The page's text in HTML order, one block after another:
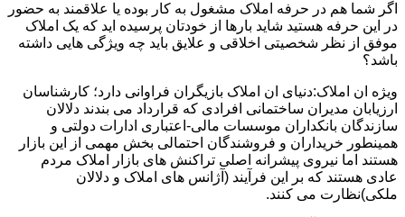
اگر شما هم در حرفه املاک مشغول به کار بوده یا علاقمند به حضور
در این حرفه هستید شاید بارها از خودتان پرسیده اید که یک املاک
موفق از نظر شخصیتی اخلاقی و علایق باید چه ویژگی هایی داشته
باشد؟
ویژه ان املاک:دنیای ان املاک بازیگران فراوانی دارد؛ کارشناسان
ارزیابان مدیران ساختمانی افرادی که قرارداد می بندند دلالان
سازندگان بانکداران موسسات مالی-اعتباری ادارات دولتی و
همینطور خریداران و فروشندگان احتمالی بخش مهمی از این بازار
هستند اما نیروی پیشرانه اصلی تراکنش های بازار املاک مردم
عادی هستند که بر این فرآیند (آژانس های املاک و دلالان
ملکی)نظارت می کنند.